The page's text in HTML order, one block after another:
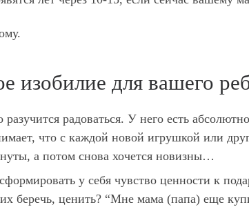
изобилие для вашего
радоваться. У него есть
что с каждой новой игрушкой или
а потом снова хочется новизны…
у себя чувство ценности к
их беречь, ценить? “Мне мама (папа) еще